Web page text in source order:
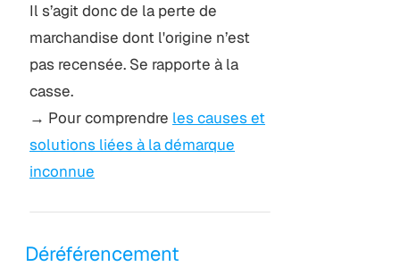
Il s’agit donc de la perte de
marchandise dont l'origine n’est
pas recensée. Se rapporte à la
casse.
→ Pour comprendre les causes et
solutions liées à la démarque
inconnue
Déréférencement